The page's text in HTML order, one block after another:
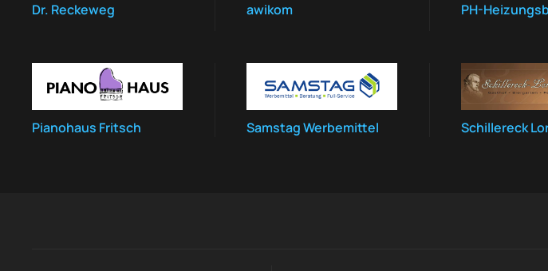
Dr. Reckeweg awikom PH-
Pianohaus Fritsch Samstag Werbemittel Schillereck